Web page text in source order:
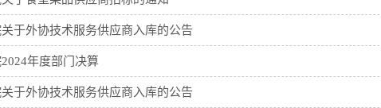
于外协技术服务供应商入库的公告
年度部门决算
于外协技术服务供应商入库的公告